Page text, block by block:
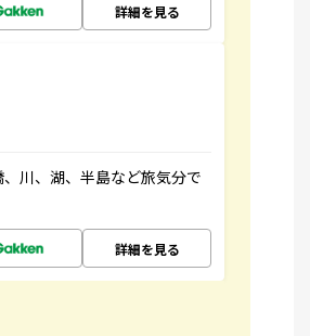
詳細を見る
川、湖、半島など旅気分で
詳細を見る